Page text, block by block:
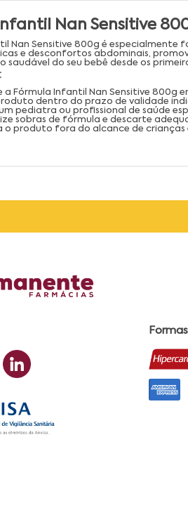
Nan Sensitive
Nan Sensitive 800g é
e desconfortos abdominais,
saudável do seu bebê desde os
a Fórmula Infantil Nan Sensitive 800g
dentro do prazo de validade
pediatra ou profissional de saúde
sobras de fórmula e descarte
o produto fora do alcance de